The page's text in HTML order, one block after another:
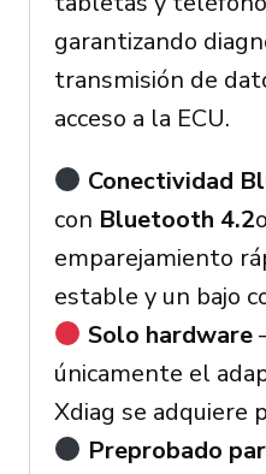
garantizando
transmisión de
acceso a la ECU.
Conectividad
con Bluetooth 4.2
emparejamiento
estable y un bajo
Solo hardware
únicamente el
Xdiag se adquiere
Preprobado